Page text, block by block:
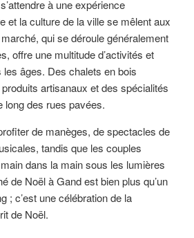
à une expérience
et la culture de la ville se mêlent aux
qui se déroule généralement
offre une multitude d’activités et
les âges. Des chalets en bois
artisanaux et des spécialités
long des rues pavées.
de manèges, de spectacles de
tandis que les couples
dans la main sous les lumières
de Noël à Gand est bien plus qu’un
; c’est une célébration de la
de Noël.